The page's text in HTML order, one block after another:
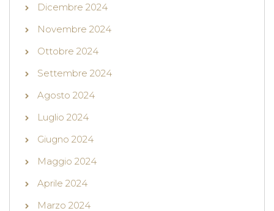
Dicembre 2024
Novembre 2024
Ottobre 2024
Settembre 2024
Agosto 2024
Luglio 2024
Giugno 2024
Maggio 2024
Aprile 2024
Marzo 2024